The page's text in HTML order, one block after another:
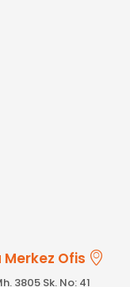
Ofis
3805 Sk. No: 41